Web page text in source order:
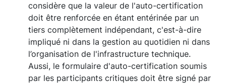
considère que la valeur de l'auto-certification
doit être renforcée en étant entérinée par un
tiers complètement indépendant, c'est-à-dire
impliqué ni dans la gestion au quotidien ni dans
l’organisation de l'infrastructure technique.
Aussi, le formulaire d'auto-certification soumis
par les participants critiques doit être signé par